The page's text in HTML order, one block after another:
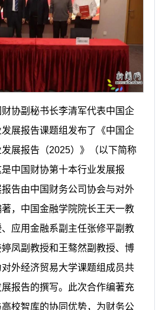
协副秘书长李清军代表中国企
展报告课题组发布了《中国企
展报告（2025）》（以下简称
中国财协第十本行业发展报
告由中国财务公司协会与对外
，中国金融学院院长王天一教
应用金融系副主任张修平副教
凤副教授和王骜然副教授、博
外经济贸易大学课题组成员共
报告的撰写。此次合作编著充
校智库的协同优势，为财务公